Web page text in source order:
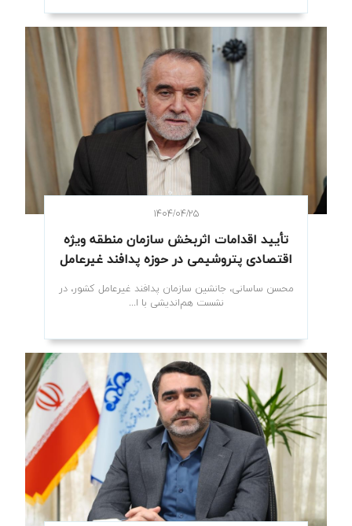
۱۴۰۴/۰۴/۲۵
تأیید اقدامات اثربخش سازمان منطقه ویژه
اقتصادی پتروشیمی در حوزه پدافند غیرعامل
محسن ساسانی، جانشین سازمان پدافند غیرعامل کشور، در
نشست هم‌اندیشی با ا...